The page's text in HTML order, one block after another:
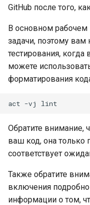
GitHub после того,
В основном рабочем
задачи, поэтому вам
тестирования, когда
можете
форматирования
act -vj
Обратите внимание,
ваш код, она только
соответствует
Также обратите
включения
информации о том,